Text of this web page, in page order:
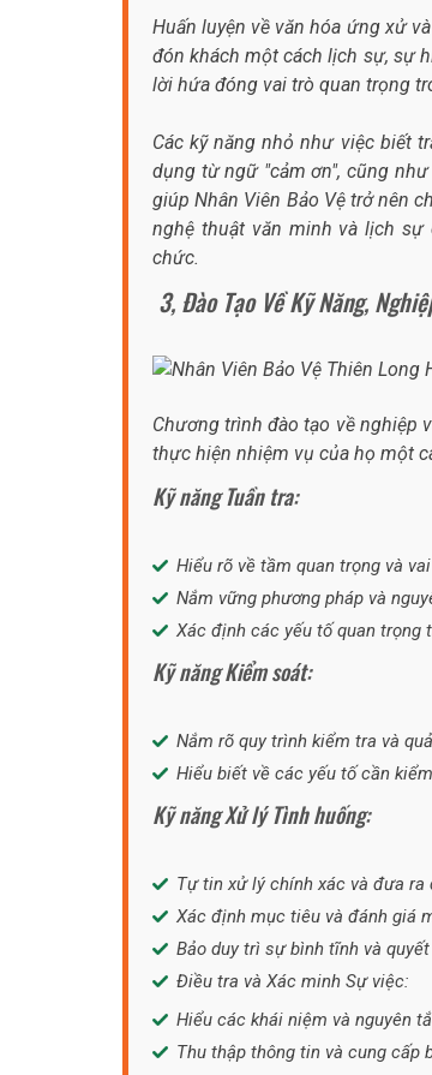
Huấn luyện về văn hóa ứng xử
đón khách một cách lịch sự, sự
lời hứa đóng vai trò quan trọng
Các kỹ năng nhỏ như việc biết
dụng từ ngữ "cảm ơn", cũng
giúp Nhân Viên Bảo Vệ trở nên
nghệ thuật văn minh và lịch
chức.
3, Đào Tạo Về Kỹ Năng,
Chương trình đào tạo về nghiệp
thực hiện nhiệm vụ của họ một
Kỹ năng Tuần tra:
Hiểu rõ về tầm quan trọng và
Nắm vững phương pháp và
Xác định các yếu tố quan trọng
Kỹ năng Kiểm soát:
Nắm rõ quy trình kiểm tra và
Hiểu biết về các yếu tố cần
Kỹ năng Xử lý Tình huống:
Tự tin xử lý chính xác và đưa
Xác định mục tiêu và đánh giá
Bảo duy trì sự bình tĩnh và
Điều tra và Xác minh Sự việc:
Hiểu các khái niệm và nguyên
Thu thập thông tin và cung cấp